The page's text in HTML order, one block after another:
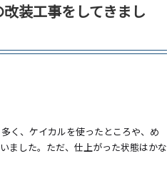
装工事をしてきまし
く、ケイカルを使ったところや、め
ました。ただ、仕上がった状態はかな